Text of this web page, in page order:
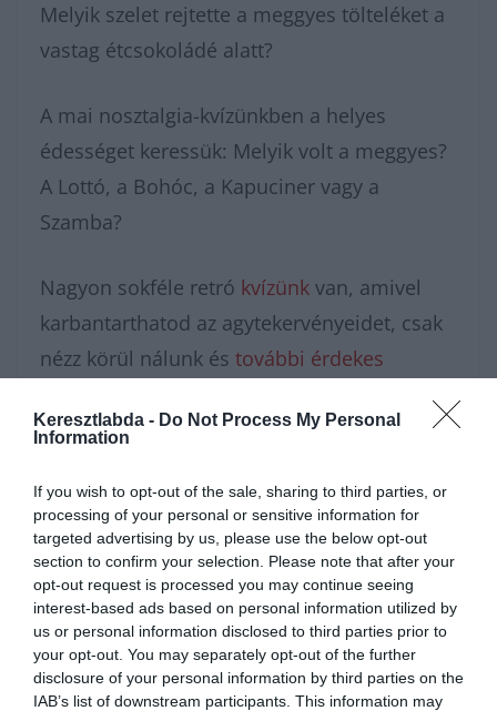
Keresztlabda - Do Not Process My Personal
Information
If you wish to opt-out of the sale, sharing to third parties, or
processing of your personal or sensitive information for
targeted advertising by us, please use the below opt-out
section to confirm your selection. Please note that after your
opt-out request is processed you may continue seeing
interest-based ads based on personal information utilized by
us or personal information disclosed to third parties prior to
your opt-out. You may separately opt-out of the further
disclosure of your personal information by third parties on the
IAB’s list of downstream participants. This information may
Melyik szelet rejtette a meggyes tölteléket a
vastag étcsokoládé alatt?
A mai nosztalgia-kvízünkben a helyes
édességet keressük: Melyik volt a meggyes?
A Lottó, a Bohóc, a Kapuciner vagy a
Szamba?
Nagyon sokféle retró kvízünk van, amivel
karbantarthatod az agytekervényeidet, csak
nézz körül nálunk és további érdekes
Hirdetés